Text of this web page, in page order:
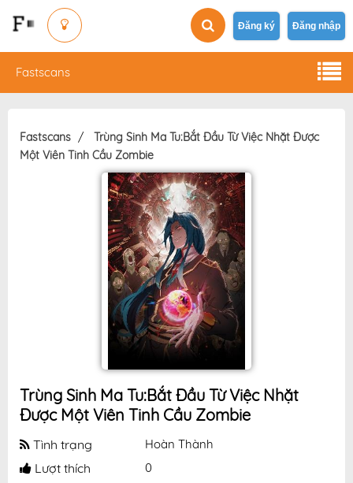
Đăng ký Đăng nhập
Fastscans
Fastscans
Trùng Sinh Ma Tu:Bắt Đầu Từ Việc Nhặt Được
Một Viên Tinh Cầu Zombie
Trùng Sinh Ma Tu:Bắt Đầu Từ Việc Nhặt
Được Một Viên Tinh Cầu Zombie
Tình trạng Hoàn Thành
Lượt thích 0